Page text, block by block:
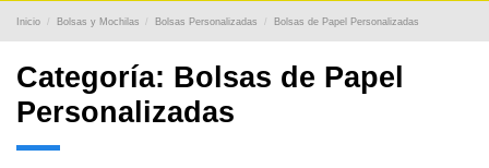
Inicio Bolsas y Mochilas Bolsas Personalizadas Bolsas de Papel Personalizadas
Categoría: Bolsas de Papel
Personalizadas